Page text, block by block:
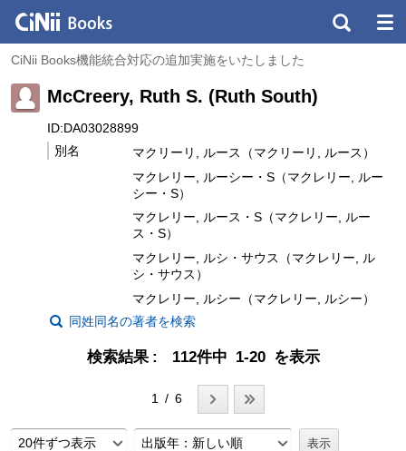
CiNii Books機能統合対応の追加実施をいたしました
McCreery, Ruth S. (Ruth South)
ID:DA03028899
別名
マクリーリ, ルース（マクリーリ, ルース）
マクレリー, ルーシー・S（マクレリー, ルー
シー・S）
マクレリー, ルース・S（マクレリー, ルー
ス・S）
マクレリー, ルシ・サウス（マクレリー, ル
シ・サウス）
マクレリー, ルシー（マクレリー, ルシー）
同姓同名の著者を検索
検索結果 112件中 1-20 を表示
1 / 6
20件ずつ表示 出版年：新しい順